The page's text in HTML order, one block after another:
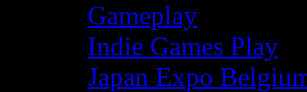
Gameplay
Indie Games Play
Japan Expo